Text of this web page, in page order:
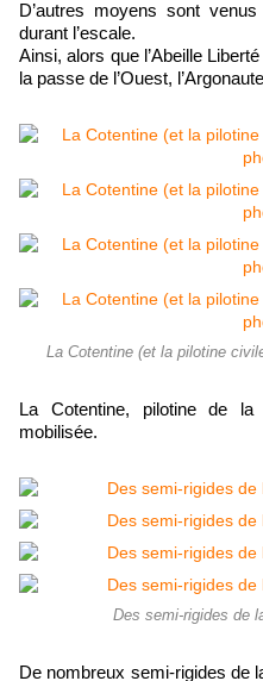
D’autres moyens sont
durant l’escale.
Ainsi, alors que l’Abeille
la passe de l’Ouest,
La Cotentine (et la pilotine
La Cotentine, pilotine de
mobilisée.
Des semi-rigides de
De nombreux semi-rigides de